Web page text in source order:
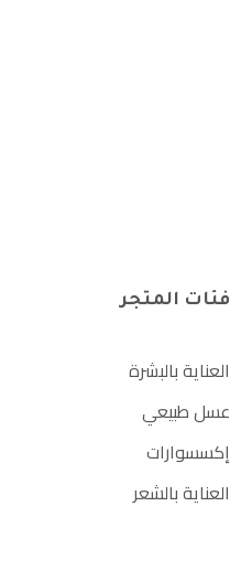
فئات المتجر
العناية بالبشرة
عسل طبيعي
إكسسوارات
العناية بالشعر